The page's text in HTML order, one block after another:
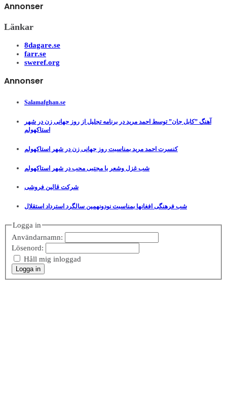
Annonser
Länkar
8dagare.se
farr.se
sweref.org
Annonser
Salamafghan.se
آهنگ ”کابل جان” توسط احمد مرید در برنامه تجلیل از روز جهانی زن در شهر
استاکهولم
کنسرت احمد مرید بمناسبت روز جهانی زن در شهر استاکهولم
شب غزل وشعر با مجتبی محب در شهر استاکهولم
شرکت قالین فروشی
شب فرهنگی افغانها بمناسبت نودونهمین سالگرد استرداد استقلال
Logga in
Användarnamn:
Lösenord:
Håll mig inloggad
Logga in